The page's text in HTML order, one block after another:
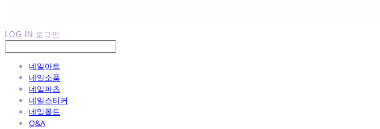
LOG IN 로그인
네일아트
네일소품
네일파츠
네일스티커
네일몰드
Q&A